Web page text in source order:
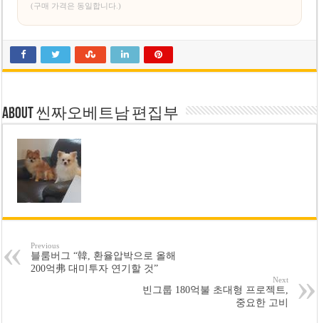
(구매 가격은 동일합니다.)
About 씬짜오베트남 편집부
Previous
블룸버그 “韓, 환율압박으로 올해
200억弗 대미투자 연기할 것”
Next
빈그룹 180억불 초대형 프로젝트,
중요한 고비